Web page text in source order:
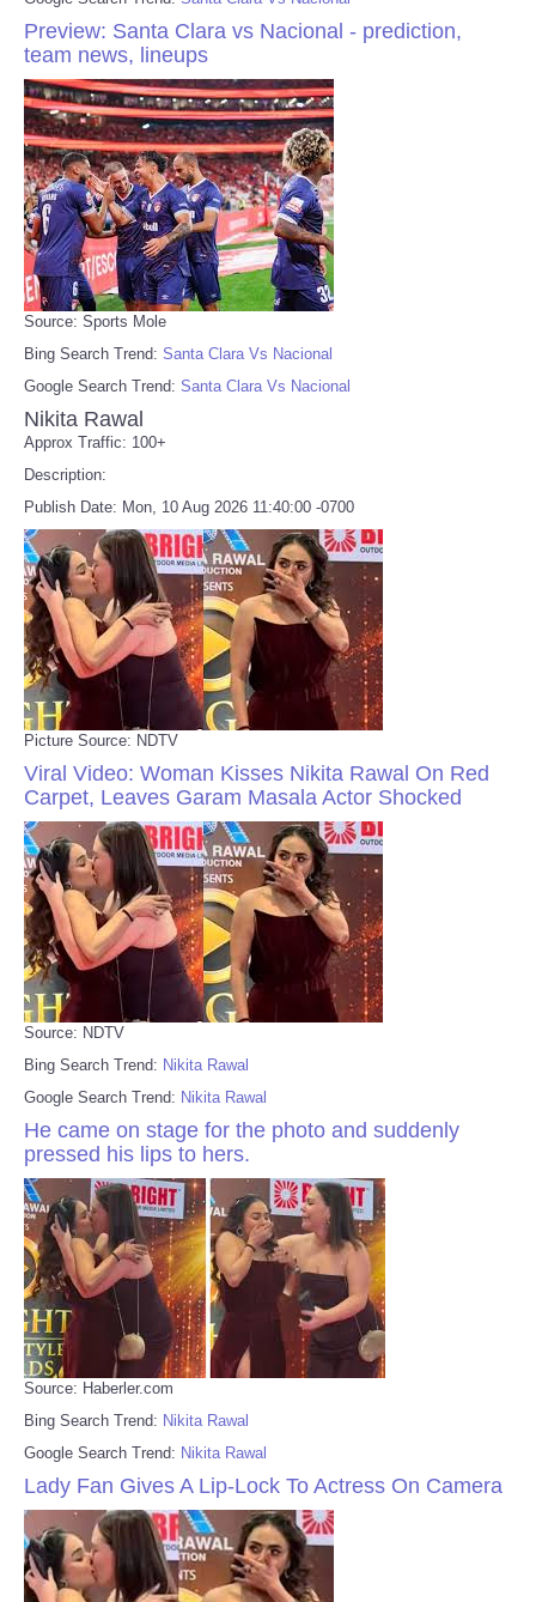
Preview: Santa Clara vs Nacional - prediction,
team news, lineups
Source: Sports Mole
Bing Search Trend: Santa Clara Vs Nacional
Google Search Trend: Santa Clara Vs Nacional
Nikita Rawal
Approx Traffic: 100+
Description:
Publish Date: Mon, 10 Aug 2026 11:40:00 -0700
Picture Source: NDTV
Viral Video: Woman Kisses Nikita Rawal On Red
Carpet, Leaves Garam Masala Actor Shocked
Source: NDTV
Bing Search Trend: Nikita Rawal
Google Search Trend: Nikita Rawal
He came on stage for the photo and suddenly
pressed his lips to hers.
Source: Haberler.com
Bing Search Trend: Nikita Rawal
Google Search Trend: Nikita Rawal
Lady Fan Gives A Lip-Lock To Actress On Camera